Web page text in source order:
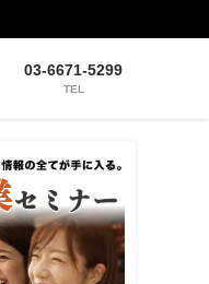
03-6671-5299
TEL